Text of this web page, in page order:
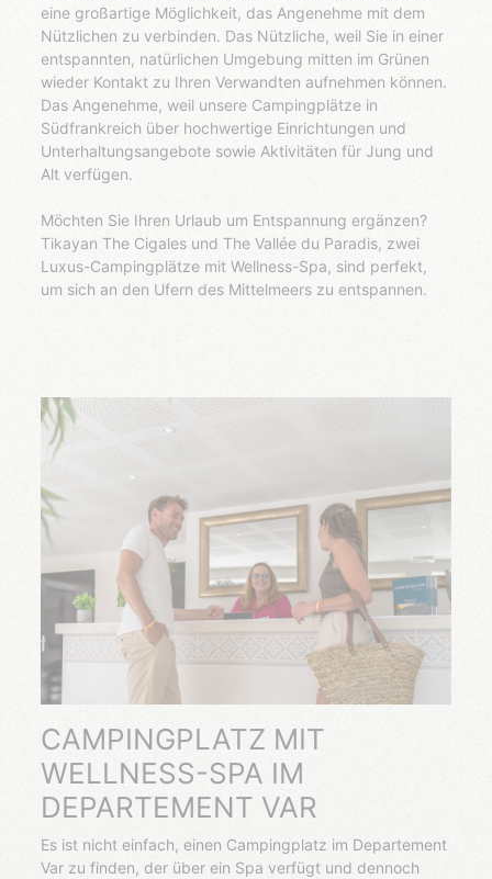
eine großartige Möglichkeit, das Angenehme mit dem
Nützlichen zu verbinden. Das Nützliche, weil Sie in einer
entspannten, natürlichen Umgebung mitten im Grünen
wieder Kontakt zu Ihren Verwandten aufnehmen können.
Das Angenehme, weil unsere Campingplätze in
Südfrankreich über hochwertige Einrichtungen und
Unterhaltungsangebote sowie Aktivitäten für Jung und
Alt verfügen.
Möchten Sie Ihren Urlaub um Entspannung ergänzen?
Tikayan The Cigales und The Vallée du Paradis, zwei
Luxus-Campingplätze mit Wellness-Spa, sind perfekt,
um sich an den Ufern des Mittelmeers zu entspannen.
CAMPINGPLATZ MIT
WELLNESS-SPA IM
DEPARTEMENT VAR
Es ist nicht einfach, einen Campingplatz im Departement
Var zu finden, der über ein Spa verfügt und dennoch